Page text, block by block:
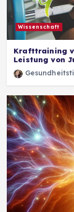
Wissenschaft
Krafttraining
Leistung von